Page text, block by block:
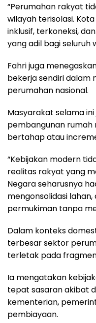
“Perumahan rakyat
wilayah terisolasi.
inklusif, terkoneksi,
yang adil bagi seluruh
Fahri juga
bekerja sendiri dalam
perumahan nasional.
Masyarakat selama
pembangunan rumah
bertahap atau
“Kebijakan modern
realitas rakyat yang
Negara seharusnya
mengonsolidasi
permukiman tanpa
Dalam konteks
terbesar sektor
terletak pada
Ia mengatakan
tepat sasaran akibat
kementerian,
pembiayaan.